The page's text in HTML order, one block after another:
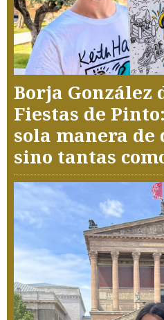
Borja González
Fiestas de
sola manera
sino tantas